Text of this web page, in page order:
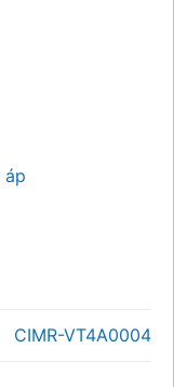
áp
CIMR-VT4A0004